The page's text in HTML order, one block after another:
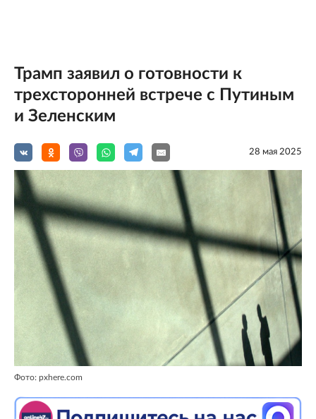
Трамп заявил о готовности к
трехсторонней встрече с Путиным
и Зеленским
28 мая 2025
Фото: pxhere.com